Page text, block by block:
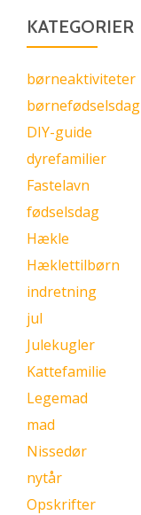
KATEGORIER
børneaktiviteter
børnefødselsdag
DIY-guide
dyrefamilier
Fastelavn
fødselsdag
Hækle
Hæklettilbørn
indretning
jul
Julekugler
Kattefamilie
Legemad
mad
Nissedør
nytår
Opskrifter